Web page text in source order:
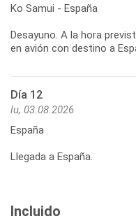
Ko Samui - España
Desayuno. A la hora
en avión con destino a
Día 12
lu, 03.08.2026
España
Llegada a España.
Incluido